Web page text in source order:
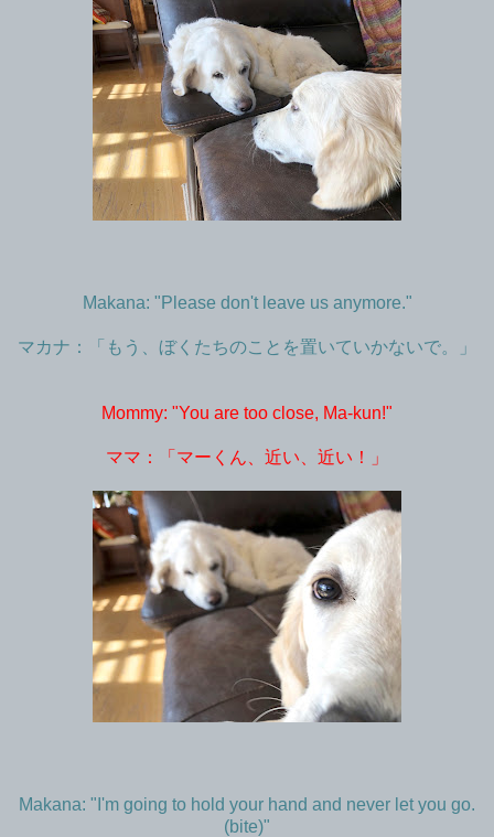
Makana: "Please don't leave us anymore."
マカナ：「もう、ぼくたちのことを置いていかないで。」
Mommy: "You are too close, Ma-kun!"
ママ：「マーくん、近い、近い！」
Makana: "I'm going to hold your hand and never let you go.
(bite)"